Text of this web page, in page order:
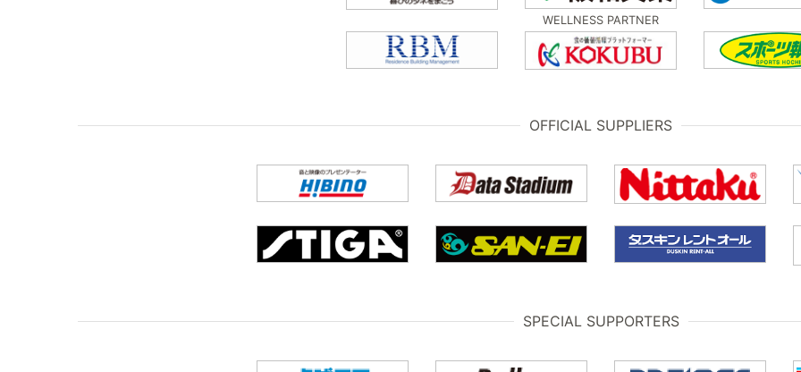
WELLNESS PARTNER
OFFICIAL SUPPLIERS
SPECIAL SUPPORTERS